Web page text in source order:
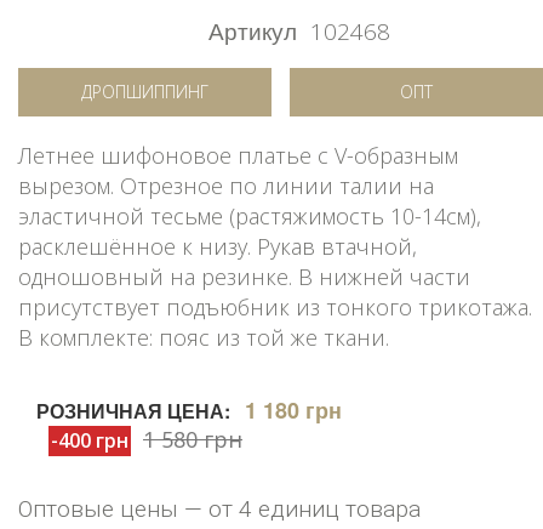
Артикул 102468
ДРОПШИППИНГ ОПТ
Летнее шифоновое платье с V-образным
вырезом. Отрезное по линии талии на
эластичной тесьме (растяжимость 10-14см),
расклешённое к низу. Рукав втачной,
одношовный на резинке. В нижней части
присутствует подъюбник из тонкого трикотажа.
В комплекте: пояс из той же ткани.
РОЗНИЧНАЯ ЦЕНА: 1 180 грн
-400 грн 1 580 грн
Оптовые цены — от 4 единиц товара